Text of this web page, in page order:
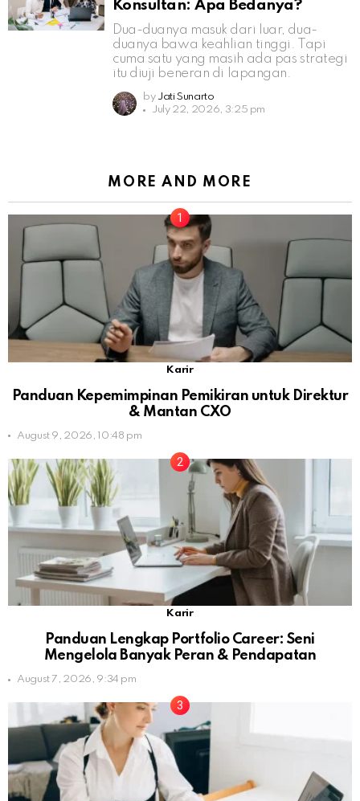
Konsultan: Apa Bedanya?
Dua-duanya masuk dari luar, dua-
duanya bawa keahlian tinggi. Tapi
cuma satu yang masih ada pas strategi
itu diuji beneran di lapangan.
by Jati Sunarto
July 22, 2026, 3:25 pm
MORE AND MORE
Karir
Panduan Kepemimpinan Pemikiran untuk Direktur
& Mantan CXO
August 9, 2026, 10:48 pm
Karir
Panduan Lengkap Portfolio Career: Seni
Mengelola Banyak Peran & Pendapatan
August 7, 2026, 9:34 pm